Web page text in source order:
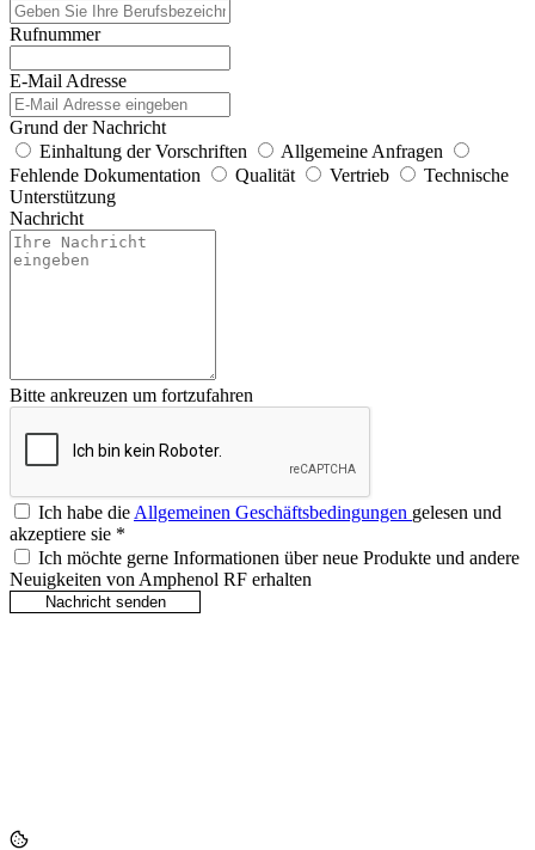
Rufnummer
E-Mail Adresse
Grund der Nachricht
Einhaltung der Vorschriften
Allgemeine Anfragen
Fehlende Dokumentation
Qualität Vertrieb
Technische
Unterstützung
Nachricht
Bitte ankreuzen um fortzufahren
Ich habe dieAllgemeinen Geschäftsbedingungen gelesen und
akzeptiere sie *
Ich möchte gerne Informationen über neue Produkte und andere
Neuigkeiten von Amphenol RF erhalten